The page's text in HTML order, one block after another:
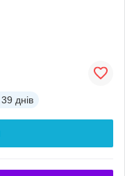
39 днів